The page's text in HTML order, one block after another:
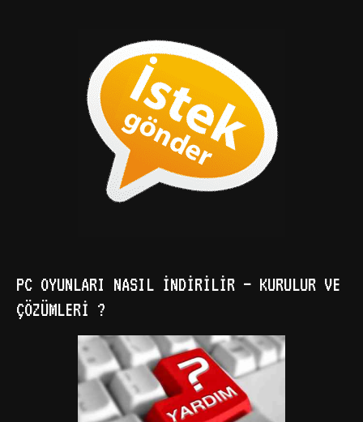
PC OYUNLARI NASIL İNDIRILIR – KURULUR VE
ÇÖZÜMLERI ?